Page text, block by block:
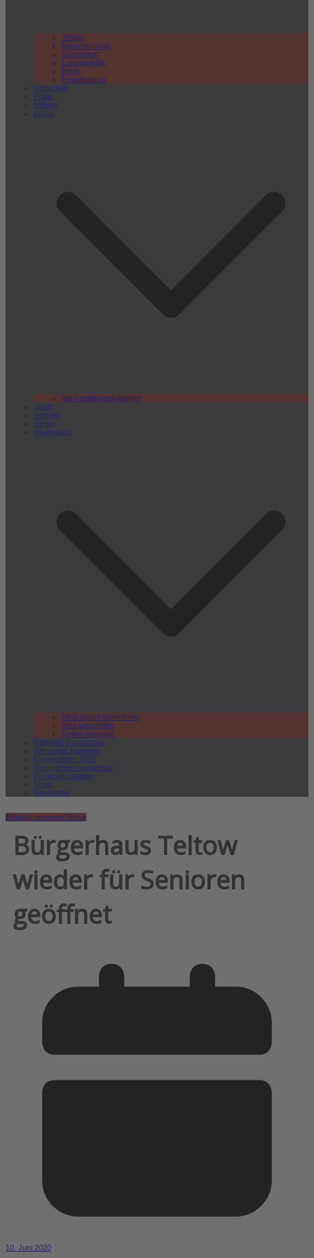
Teltow
Kleinmachnow
Stahnsdorf
Ludwigsfelde
Berlin
Brandenburg
Wirtschaft
Politik
Bildung
Kultur
Veranstaltungskalender
Sport
Verkehr
Verlag
lokal.report
lokal.report abonnieren
Verkaufsstellen
Online Ausgabe
Regional Rundschau
Wirtschaft.Kompakt
Karriereleiter 2026
Gesundheitswegweiser
Bürgerinformation
Shop
Newsletter
BildungLebensartTeltow
Bürgerhaus Teltow
wieder für Senioren
geöffnet
10. Juni 2020